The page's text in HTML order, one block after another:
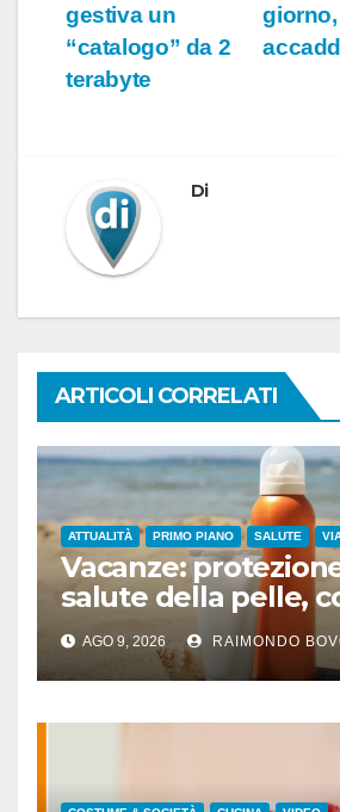
gestiva un
“catalogo” da 2
terabyte
Di
ARTICOLI CORRELATI
ATTUALITÀ PRIMO PIANO SALUTE
Vacanze:
salute della pelle,
dicono le evidenze
scientifiche
AGO 9, 2026 RAIMONDO